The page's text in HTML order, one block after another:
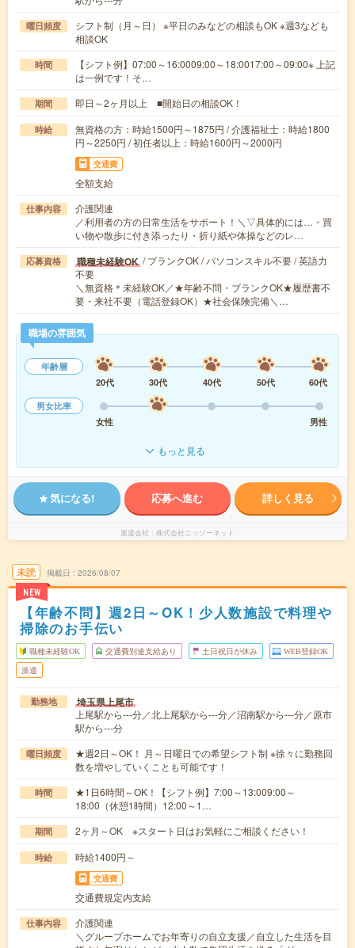
曜日頻度
シフト制（月～日） ※平日のみなどの相談もOK ※週3なども
相談OK
時間
【シフト例】07:00～16:0009:00～18:0017:00～09:00※ 上記
は一例です！そ…
期間 即日～2ヶ月以上 ■開始日の相談OK！
時給
無資格の方：時給1500円～1875円 / 介護福祉士：時給1800
円～2250円 / 初任者以上：時給1600円～2000円
交通費
全額支給
仕事内容
介護関連
／利用者の方の日常生活をサポート！＼▽具体的には…・買
い物や散歩に付き添ったり・折り紙や体操などのレ…
応募資格 職種未経験OK / ブランクOK / パソコンスキル不要 / 英語力
不要
＼無資格＊未経験OK／★年齢不問・ブランクOK★履歴書不
要・来社不要（電話登録OK）★社会保険完備＼…
職場の雰囲気
年齢層
20代
30代 40代 50代
60代
男女比率
女性
男性
もっと見る
気になる! 応募へ進む 詳しく見る
派遣会社 株式会社ニッソーネット
未読
NEW
掲載日 2026/08/07
【年齢不問】週2日～OK！少人数施設で料理や
掃除のお手伝い
職種未経験OK 交通費別途支給あり 土日祝日が休み WEB登録OK
派遣
勤務地 埼玉県上尾市
上尾駅から---分／北上尾駅から---分／沼南駅から---分／原市
駅から---分
曜日頻度
★週2日～OK！ 月～日曜日での希望シフト制 ※徐々に勤務回
数を増やしていくことも可能です！
時間
★1日6時間～OK！【シフト例】7:00～13:009:00～
18:00（休憩1時間）12:00～1…
期間 2ヶ月～OK ※スタート日はお気軽にご相談ください！
時給 時給1400円～
交通費
交通費規定内支給
仕事内容
介護関連
＼グループホームでお年寄りの自立支援／自立した生活を目